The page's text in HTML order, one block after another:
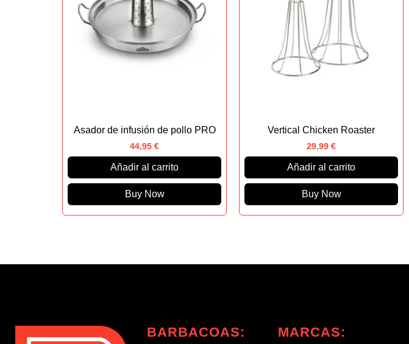
Asador de infusión de pollo PRO
44,95 €
Añadir al carrito
Buy Now
Vertical Chicken Roaster
29,99 €
Añadir al carrito
Buy Now
BARBACOAS: MARCAS: